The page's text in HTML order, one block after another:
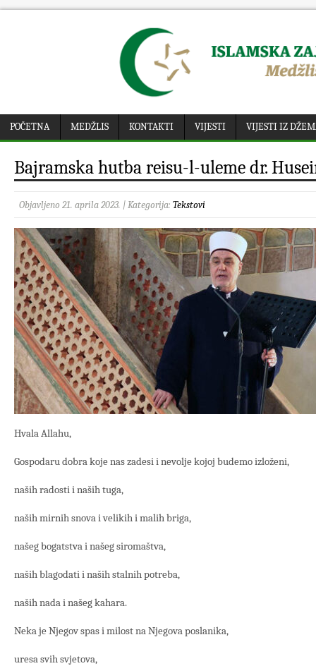
POČETNA MEDŽLIS KONTAKTI VIJESTI VIJESTI IZ
Bajramska hutba reisu-l-uleme dr.
Objavljeno 21. aprila 2023. | Kategorija: Tekstovi
Hvala Allahu,
Gospodaru dobra koje nas zadesi i nevolje kojoj budemo izloženi,
naših radosti i naših tuga,
naših mirnih snova i velikih i malih briga,
našeg bogatstva i našeg siromaštva,
naših blagodati i naših stalnih potreba,
naših nada i našeg kahara.
Neka je Njegov spas i milost na Njegova poslanika,
uresa svih svjetova,